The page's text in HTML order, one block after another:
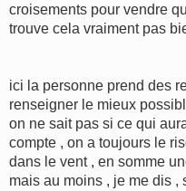
croisements pour vendre
trouve cela vraiment pas
ici la personne prend des
renseigner le mieux
on ne sait pas si ce qui
compte , on a toujours le
dans le vent , en somme
mais au moins , je me dis ,